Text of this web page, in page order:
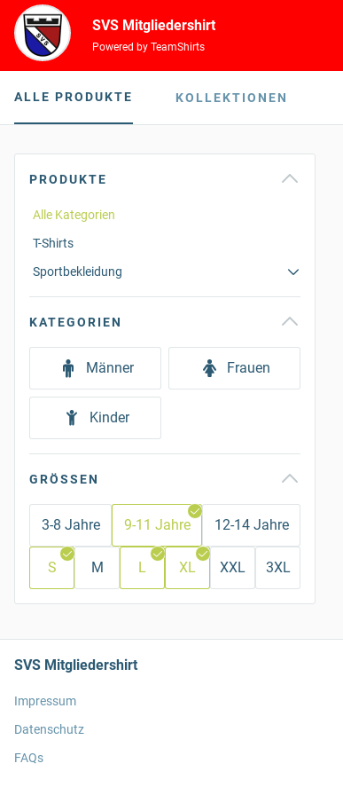
SVS Mitgliedershirt
Powered by TeamShirts
ALLE PRODUKTE KOLLEKTIONEN
PRODUKTE
Alle Kategorien
T-Shirts
Sportbekleidung
KATEGORIEN
Männer Frauen
Kinder
GRÖSSEN
3-8 Jahre 9-11 Jahre 12-14 Jahre
S M L XL XXL 3XL
SVS Mitgliedershirt
Impressum
Datenschutz
FAQs